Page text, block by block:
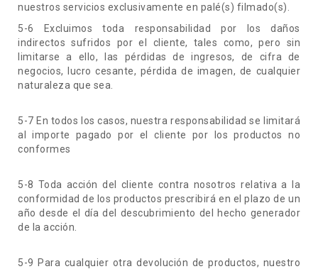
nuestros servicios exclusivamente en palé(s) filmado(s).
5-6 Excluimos toda responsabilidad por los daños
indirectos sufridos por el cliente, tales como, pero sin
limitarse a ello, las pérdidas de ingresos, de cifra de
negocios, lucro cesante, pérdida de imagen, de cualquier
naturaleza que sea.
5-7 En todos los casos, nuestra responsabilidad se limitará
al importe pagado por el cliente por los productos no
conformes
5-8 Toda acción del cliente contra nosotros relativa a la
conformidad de los productos prescribirá en el plazo de un
año desde el día del descubrimiento del hecho generador
de la acción.
5-9 Para cualquier otra devolución de productos, nuestro